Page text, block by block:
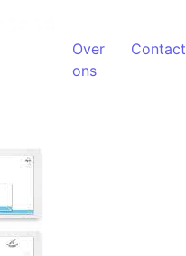
Over
ons
Contact